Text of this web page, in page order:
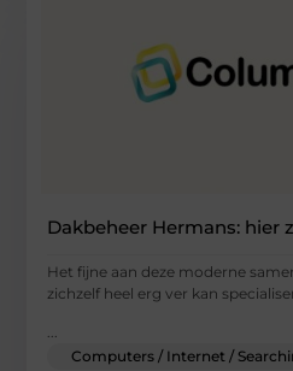
Dakbeheer Hermans: hier
Het fijne aan deze moderne
zichzelf heel erg ver kan
...
Computers / Internet /